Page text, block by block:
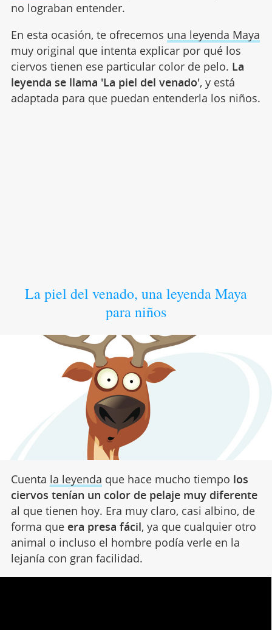
no lograban entender.
En esta ocasión, te ofrecemos una leyenda Maya
muy original que intenta explicar por qué los
ciervos tienen ese particular color de pelo. La
leyenda se llama 'La piel del venado', y está
adaptada para que puedan entenderla los niños.
La piel del venado, una leyenda Maya
para niños
Cuenta la leyenda que hace mucho tiempo los
ciervos tenían un color de pelaje muy diferente
al que tienen hoy. Era muy claro, casi albino, de
forma que era presa fácil, ya que cualquier otro
animal o incluso el hombre podía verle en la
lejanía con gran facilidad.